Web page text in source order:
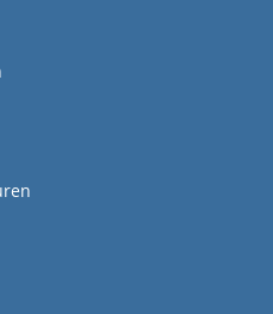
Kessels · Rechtsanwälte
· 20. Oktober
und nach
einer Toparbeit,